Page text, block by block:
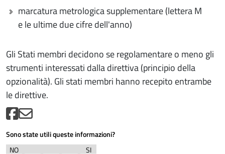
marcatura metrologica supplementare (lettera M
e le ultime due cifre dell'anno)
Gli Stati membri decidono se regolamentare o meno gli
strumenti interessati dalla direttiva (principio della
opzionalità). Gli stati membri hanno recepito entrambe
le direttive.
Sono state utili queste informazioni?